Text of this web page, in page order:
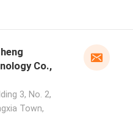
Co.,
3, No. 2,
Town,